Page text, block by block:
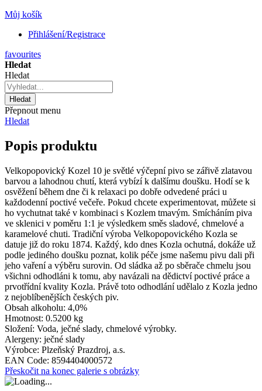
Můj košík
Přihlášení/Registrace
favourites
Hledat
Hledat
Hledat
Přepnout menu
Hledat
Popis produktu
Velkopopovický Kozel 10 je světlé výčepní pivo se zářivě zlatavou
barvou a lahodnou chutí, která vybízí k dalšímu doušku. Hodí se k
osvěžení během dne či k relaxaci po dobře odvedené práci u
každodenní poctivé večeře. Pokud chcete experimentovat, můžete si
ho vychutnat také v kombinaci s Kozlem tmavým. Smícháním piva
ve sklenici v poměru 1:1 je výsledkem směs sladové, chmelové a
karamelové chuti. Tradiční výroba Velkopopovického Kozla se
datuje již do roku 1874. Každý, kdo dnes Kozla ochutná, dokáže už
podle jediného doušku poznat, kolik péče jsme našemu pivu dali při
jeho vaření a výběru surovin. Od sládka až po sběrače chmelu jsou
všichni odhodláni k tomu, aby navázali na dědictví poctivé práce a
prvotřídní kvality Kozla. Právě toto odhodlání udělalo z Kozla jedno
z nejoblíbenějších českých piv.
Obsah alkoholu: 4,0%
Hmotnost: 0.5200 kg
Složení: Voda, ječné slady, chmelové výrobky.
Alergeny: ječné slady
Výrobce: Plzeňský Prazdroj, a.s.
EAN Code: 8594404000572
Přeskočit na konec galerie s obrázky